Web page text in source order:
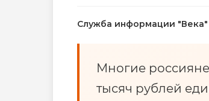
Служба информации "Века"
Многие
тысяч рублей